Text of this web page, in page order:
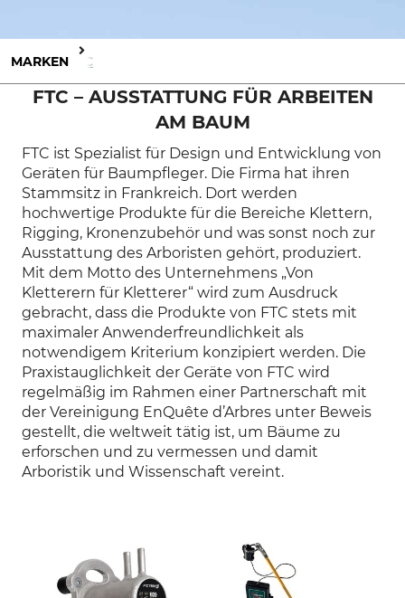
MARKEN FTC
FTC –AUSSTATTUNG FÜR ARBEITEN
AM BAUM
FTC ist Spezialist für Design und Entwicklung von
Geräten für Baumpfleger. Die Firma hat ihren
Stammsitz in Frankreich. Dort werden
hochwertige Produkte für die Bereiche Klettern,
Rigging, Kronenzubehör und was sonst noch zur
Ausstattung des Arboristen gehört, produziert.
Mit dem Motto des Unternehmens „Von
Kletterern für Kletterer“ wird zum Ausdruck
gebracht, dass die Produkte von FTC stets mit
maximaler Anwenderfreundlichkeit als
notwendigem Kriterium konzipiert werden. Die
Praxistauglichkeit der Geräte von FTC wird
regelmäßig im Rahmen einer Partnerschaft mit
der Vereinigung EnQuête d’Arbres unter Beweis
gestellt, die weltweit tätig ist, um Bäume zu
erforschen und zu vermessen und damit
Arboristik und Wissenschaft vereint.